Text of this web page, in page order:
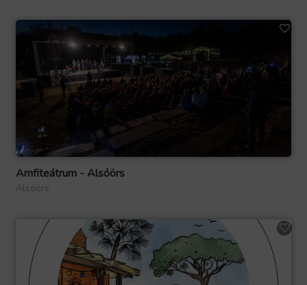
Amfiteátrum - Alsóörs
Alsóörs